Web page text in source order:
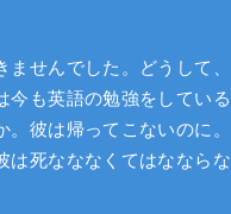
ませんでした。どうして、
今も英語の勉強をしている
。彼は帰ってこないのに。
は死なななくてはなならな